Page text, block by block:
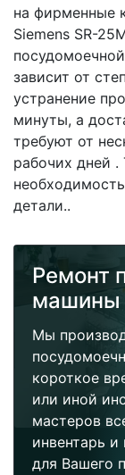
на фирменные
Siemens SR-
зависит от
устранение
минуты, а
требуют от
рабочих дней .
детали..
Ремонт
машины
Мы
короткое
или иной
мастеров
инвентарь
для Вашего